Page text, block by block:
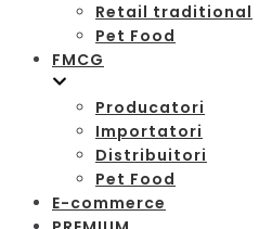
Retail traditional
Pet Food
FMCG
Producatori
Importatori
Distribuitori
Pet Food
E-commerce